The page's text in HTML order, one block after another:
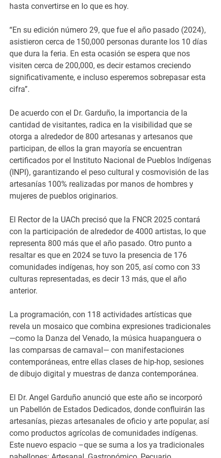
hasta convertirse en lo que es hoy.
“En su edición número 29, que fue el año pasado (2024),
asistieron cerca de 150,000 personas durante los 10 días
que dura la feria. En esta ocasión se espera que nos
visiten cerca de 200,000, es decir estamos creciendo
significativamente, e incluso esperemos sobrepasar esta
cifra”.
De acuerdo con el Dr. Garduño, la importancia de la
cantidad de visitantes, radica en la visibilidad que se
otorga a alrededor de 800 artesanas y artesanos que
participan, de ellos la gran mayoría se encuentran
certificados por el Instituto Nacional de Pueblos Indígenas
(INPI), garantizando el peso cultural y cosmovisión de las
artesanías 100% realizadas por manos de hombres y
mujeres de pueblos originarios.
El Rector de la UACh precisó que la FNCR 2025 contará
con la participación de alrededor de 4000 artistas, lo que
representa 800 más que el año pasado. Otro punto a
resaltar es que en 2024 se tuvo la presencia de 176
comunidades indígenas, hoy son 205, así como con 33
culturas representadas, es decir 13 más, que el año
anterior.
La programación, con 118 actividades artísticas que
revela un mosaico que combina expresiones tradicionales
—como la Danza del Venado, la música huapanguera o
las comparsas de carnaval— con manifestaciones
contemporáneas, entre ellas clases de hip-hop, sesiones
de dibujo digital y muestras de danza contemporánea.
El Dr. Angel Garduño anunció que este año se incorporó
un Pabellón de Estados Dedicados, donde confluirán las
artesanías, piezas artesanales de oficio y arte popular, así
como productos agrícolas de comunidades indígenas.
Este nuevo espacio –que se suma a los ya tradicionales